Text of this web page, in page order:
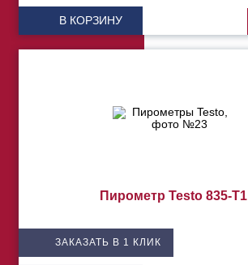
В КОРЗИНУ
Пирометр Testo 835-T1
ЗАКАЗАТЬ В 1 КЛИК